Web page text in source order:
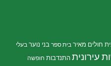
חולים מאיר בית ספר בני נוער בעלי
עירוניתהתנדבות חופשה